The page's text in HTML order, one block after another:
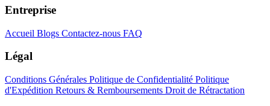
Entreprise
Accueil Blogs Contactez-nous FAQ
Légal
Conditions Générales Politique de Confidentialité Politique
d'Expédition Retours & Remboursements Droit de Rétractation